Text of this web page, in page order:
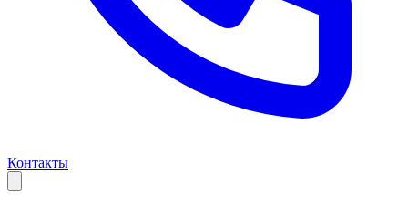
Контакты